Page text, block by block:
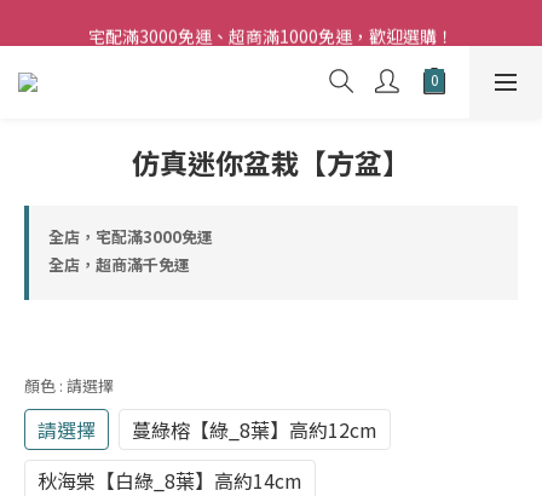
夏日購花福利．消費不限金額【贈】乾燥玫瑰乙束
宅配滿3000免運、超商滿1000免運，歡迎選購！
門市與官網，單筆訂單滿兩萬，皆享9折優惠！
仿真迷你盆栽【方盆】
全店，宅配滿3000免運
全店，超商滿千免運
顏色 : 請選擇
請選擇
蔓綠榕【綠_8葉】高約12cm
秋海棠【白綠_8葉】高約14cm